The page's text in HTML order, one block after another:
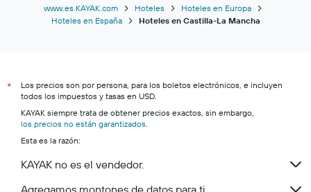
www.es.KAYAK.com Hoteles
Hoteles en Europa
Hoteles en España
Hoteles en Castilla-La Mancha
*
Los precios son por persona, para los boletos electrónicos, e incluyen
todos los impuestos y tasas en USD.
KAYAK siempre trata de obtener precios exactos, sin embargo,
los precios no están garantizados.
Esta es la razón:
KAYAK no es el vendedor.
Agregamos montones de datos para ti